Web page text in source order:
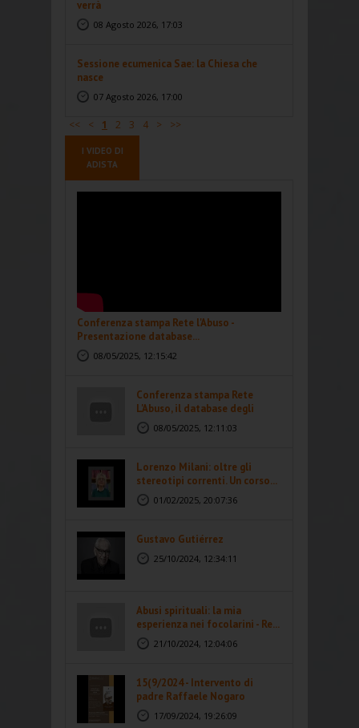
verrà
08 Agosto 2026, 17:03
Sessione ecumenica Sae: la Chiesa che
nasce
07 Agosto 2026, 17:00
<< < 1 2 3 4 > >>
I VIDEO DI
ADISTA
Conferenza stampa Rete l'Abuso -
Presentazione database...
08/05/2025, 12:15:42
Conferenza stampa Rete
L'Abuso, il database degli
abusi...08/05/2025, 12:11:03
Lorenzo Milani: oltre gli
stereotipi correnti. Un corso...
01/02/2025, 20:07:36
Gustavo Gutiérrez
25/10/2024, 12:34:11
Abusi spirituali: la mia
esperienza nei focolarini - Re...
21/10/2024, 12:04:06
15(9/2024 - Intervento di
padre Raffaele Nogaro
17/09/2024, 19:26:09